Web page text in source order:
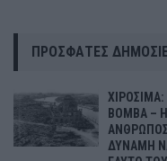
ΠΡΌΣΦΑΤΕΣ
ΒΟΜΒΑ –
ΔΥΝΑΜΗ